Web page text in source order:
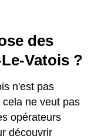
des
Vatois ?
n'est pas
ne veut pas
opérateurs
découvrir